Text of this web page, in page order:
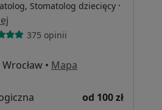
Stomatolog dziecięcy ·
375 opinii
• Mapa
od 100 zł